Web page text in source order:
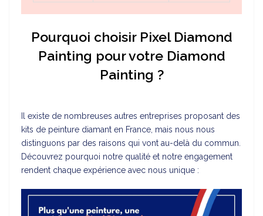
Pourquoi choisir Pixel Diamond
Painting pour votre Diamond
Painting ?
Il existe de nombreuses autres entreprises proposant des
kits de peinture diamant en France, mais nous nous
distinguons par des raisons qui vont au-delà du commun.
Découvrez pourquoi notre qualité et notre engagement
rendent chaque expérience avec nous unique :